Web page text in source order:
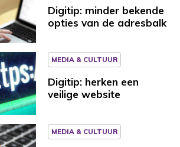
Digitip: minder bekende
opties van de adresbalk
MEDIA & CULTUUR
Digitip: herken een
veilige website
MEDIA & CULTUUR